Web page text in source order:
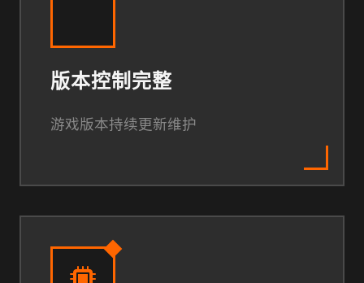
版本控制完整
游戏版本持续更新维护